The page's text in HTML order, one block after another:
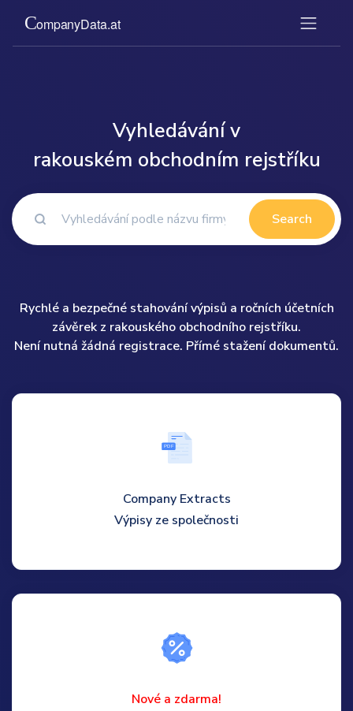
Vyhledávání v
rakouském obchodním rejstříku
Search
Rychlé a bezpečné stahování výpisů a ročních účetních
závěrek z rakouského obchodního rejstříku.
Není nutná žádná registrace. Přímé stažení dokumentů.
PD F
Company Extracts
Výpisy ze společnosti
Nové a zdarma!